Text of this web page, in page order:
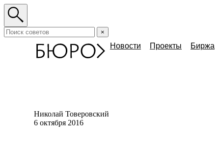
×
Новости Проекты Биржа
Николай Товеровский
6 октября 2016